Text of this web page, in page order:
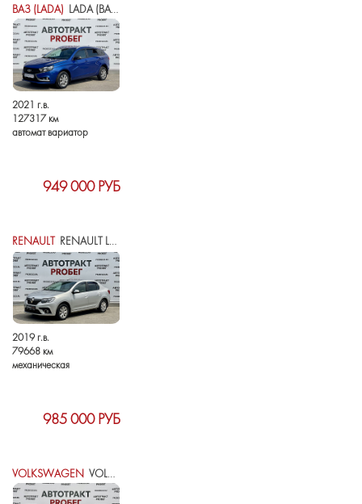
ВАЗ (LADA) LADA (ВАЗ) VESTA I
2021 г.в.
127317 км
автомат вариатор
949 000 РУБ
RENAULT RENAULT LOGAN II РЕСТАЙЛИНГ
2019 г.в.
79668 км
механическая
985 000 РУБ
VOLKSWAGEN VOLKSWAGEN POLO V РЕСТАЙЛИНГ